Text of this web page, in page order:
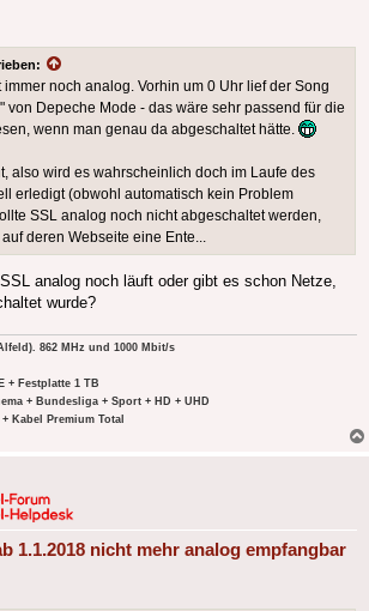
noch analog. Vorhin um 0 Uhr lief der Song
von Depeche Mode - das wäre sehr passend für die
wenn man genau da abgeschaltet hätte.
also wird es wahrscheinlich doch im Laufe des
erledigt (obwohl automatisch kein Problem
SSL analog noch nicht abgeschaltet werden,
deren Webseite eine Ente...
analog noch läuft oder gibt es schon Netze,
wurde?
862 MHz und 1000 Mbit/s
+ Festplatte 1 TB
+ Bundesliga + Sport + HD + UHD
Kabel Premium Total
1.1.2018 nicht mehr analog empfangbar